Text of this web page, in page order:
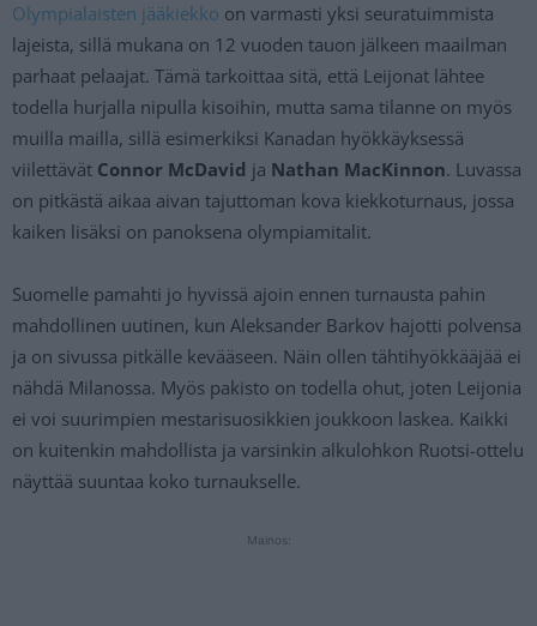
Olympialaisten jääkiekko on varmasti yksi seuratuimmista
lajeista, sillä mukana on 12 vuoden tauon jälkeen maailman
parhaat pelaajat. Tämä tarkoittaa sitä, että Leijonat lähtee
todella hurjalla nipulla kisoihin, mutta sama tilanne on myös
muilla mailla, sillä esimerkiksi Kanadan hyökkäyksessä
viilettävät Connor McDavid ja Nathan MacKinnon. Luvassa
on pitkästä aikaa aivan tajuttoman kova kiekkoturnaus, jossa
kaiken lisäksi on panoksena olympiamitalit.
Suomelle pamahti jo hyvissä ajoin ennen turnausta pahin
mahdollinen uutinen, kun Aleksander Barkov hajotti polvensa
ja on sivussa pitkälle kevääseen. Näin ollen tähtihyökkääjää ei
nähdä Milanossa. Myös pakisto on todella ohut, joten Leijonia
ei voi suurimpien mestarisuosikkien joukkoon laskea. Kaikki
on kuitenkin mahdollista ja varsinkin alkulohkon Ruotsi-ottelu
näyttää suuntaa koko turnaukselle.
Mainos: